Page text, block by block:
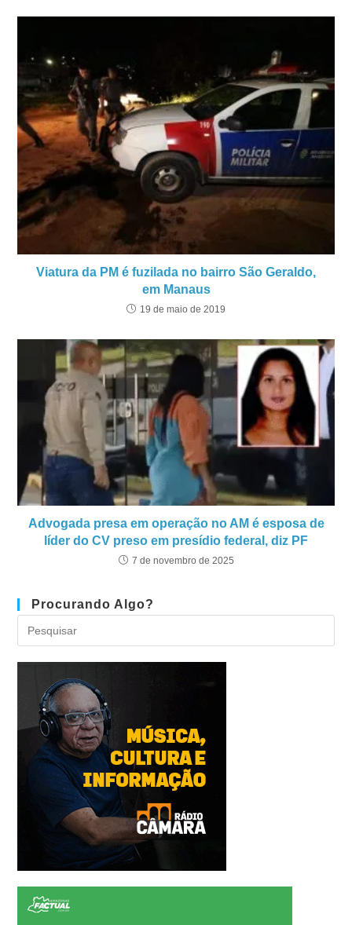
Viatura da PM é fuzilada no bairro São Geraldo,
em Manaus
19 de maio de 2019
Advogada presa em operação no AM é esposa de
líder do CV preso em presídio federal, diz PF
7 de novembro de 2025
Procurando Algo?